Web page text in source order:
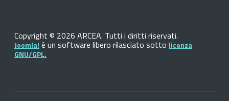
Copyright © 2026 ARCEA. Tutti i diritti riservati.
Joomla! è un software libero rilasciato sotto licenza
GNU/GPL.